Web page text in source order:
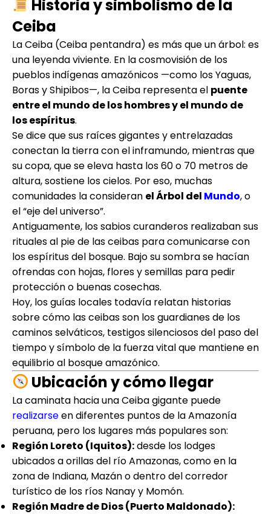
Historia y simbolismo de la
Ceiba
La Ceiba (Ceiba pentandra) es más que un árbol: es
una leyenda viviente. En la cosmovisión de los
pueblos indígenas amazónicos —como los Yaguas,
Boras y Shipibos—, la Ceiba representa el puente
entre el mundo de los hombres y el mundo de
los espíritus.
Se dice que sus raíces gigantes y entrelazadas
conectan la tierra con el inframundo, mientras que
su copa, que se eleva hasta los 60 o 70 metros de
altura, sostiene los cielos. Por eso, muchas
comunidades la consideran el Árbol del Mundo, o
el “eje del universo”.
Antiguamente, los sabios curanderos realizaban sus
rituales al pie de las ceibas para comunicarse con
los espíritus del bosque. Bajo su sombra se hacían
ofrendas con hojas, flores y semillas para pedir
protección o buenas cosechas.
Hoy, los guías locales todavía relatan historias
sobre cómo las ceibas son los guardianes de los
caminos selváticos, testigos silenciosos del paso del
tiempo y símbolo de la fuerza vital que mantiene en
equilibrio al bosque amazónico.
Ubicación y cómo llegar
La caminata hacia una Ceiba gigante puede
realizarseen diferentes puntos de la Amazonía
peruana, pero los lugares más populares son:
Región Loreto (Iquitos):desde los lodges
ubicados a orillas del río Amazonas, como en la
zona de Indiana, Mazán o dentro del corredor
turístico de los ríos Nanay y Momón.
Región Madre de Dios (Puerto Maldonado):